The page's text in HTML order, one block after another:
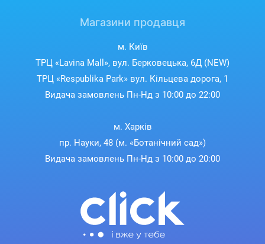
Магазини продавця
м. Київ
ТРЦ «Lavina Mall», вул. Берковецька, 6Д (NEW)
ТРЦ «Respublika Park» вул. Кільцева дорога, 1
Видача замовлень Пн-Нд з 10:00 до 22:00
м. Харків
пр. Науки, 48 (м. «Ботанічний сад»)
Видача замовлень Пн-Нд з 10:00 до 20:00